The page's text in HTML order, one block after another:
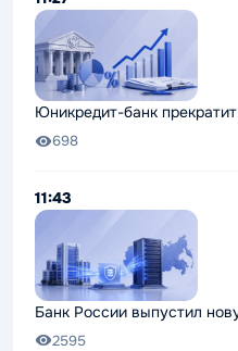
Юникредит-банк
698
11:43
Банк России выпустил
2595